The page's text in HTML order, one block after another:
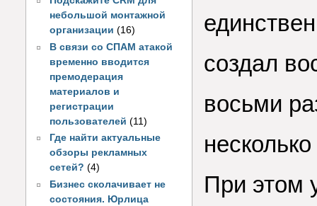
небольшой монтажной
организации (16)
В связи со СПАМ атакой
временно вводится
премодерация
материалов и
регистрации
пользователей(11)
Где найти актуальные
обзоры рекламных
сетей? (4)
Бизнес сколачивает не
состояния. Юрлица
создал
восьми
При этом